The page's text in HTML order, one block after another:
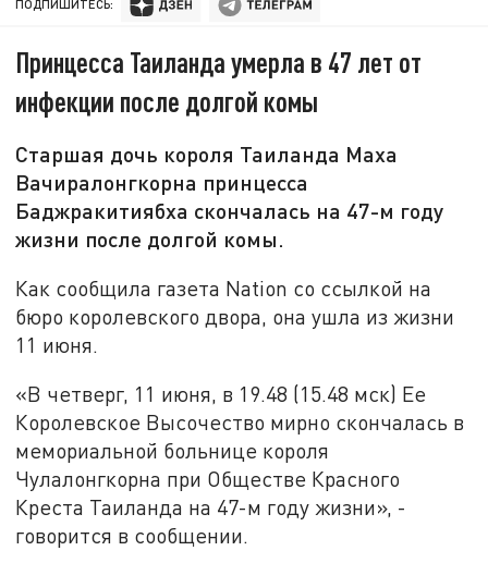
ПОДПИШИТЕСЬ:
Принцесса Таиланда умерла в 47 лет от
инфекции после долгой комы
Старшая дочь короля Таиланда Маха
Вачиралонгкорна принцесса
Баджракитиябха скончалась на 47-м году
жизни после долгой комы.
Как сообщила газета Nation со ссылкой на
бюро королевского двора, она ушла из жизни
11 июня.
«В четверг, 11 июня, в 19.48 (15.48 мск) Ее
Королевское Высочество мирно скончалась в
мемориальной больнице короля
Чулалонгкорна при Обществе Красного
Креста Таиланда на 47-м году жизни», -
говорится в сообщении.